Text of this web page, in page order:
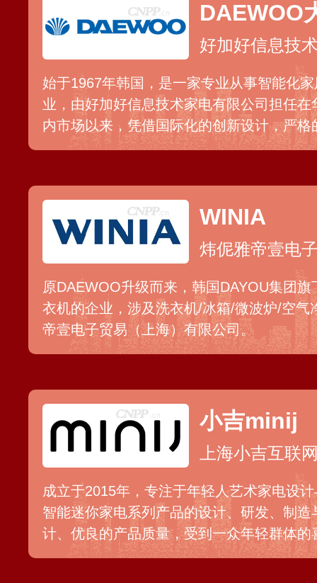
DAEWOO
好加好信息技
始于1967年韩国，是一家专业从事智能化
业，由好加好信息技术家电有限公司担任
内市场以来，凭借国际化的创新设计，严
产品，依托线上线下的销售平台，受到国
WINIA
炜伲雅帝壹电
原DAEWOO升级而来，韩国DAYOU集团
衣机的企业，涉及洗衣机/冰箱/微波炉/空气
帝壹电子贸易（上海）有限公司。
小吉minij
上海小吉互联
成立于2015年，专注于年轻人艺术家电设
智能迷你家电系列产品的设计、研发、制
计、优良的产品质量，受到一众年轻群体
的互联网新锐品牌，先后推出壁挂洗衣机